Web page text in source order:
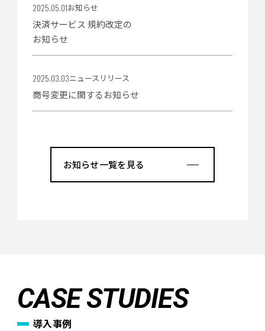
2025.05.01お知らせ
決済サービス 規約改定の
お知らせ
2025.03.03ニュースリリース
商号変更に関するお知らせ
お知らせ一覧を見る
CASE STUDIES
導入事例